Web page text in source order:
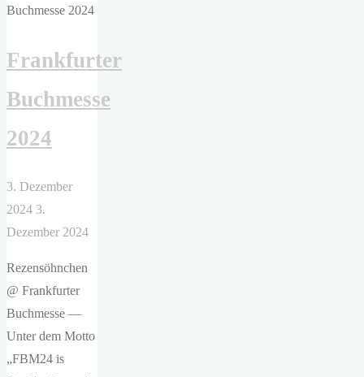
Savage.
als
Frankfurter
Buchmesse
2024
3. Dezember
2024 3.
Dezember 2024
Rezensöhnchen
@ Frankfurter
Buchmesse —
Unter dem Motto
„FBM24 is